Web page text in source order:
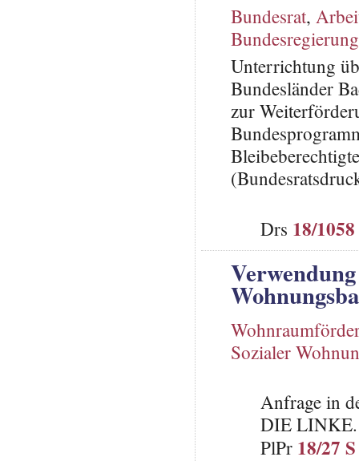
Bundesrat,
Bundesregierung
Unterrichtung
Bundesländer
zur
Drs 18/1058
Sozialer
Anfrage in
DIE LINKE.
PlPr 18/27 S